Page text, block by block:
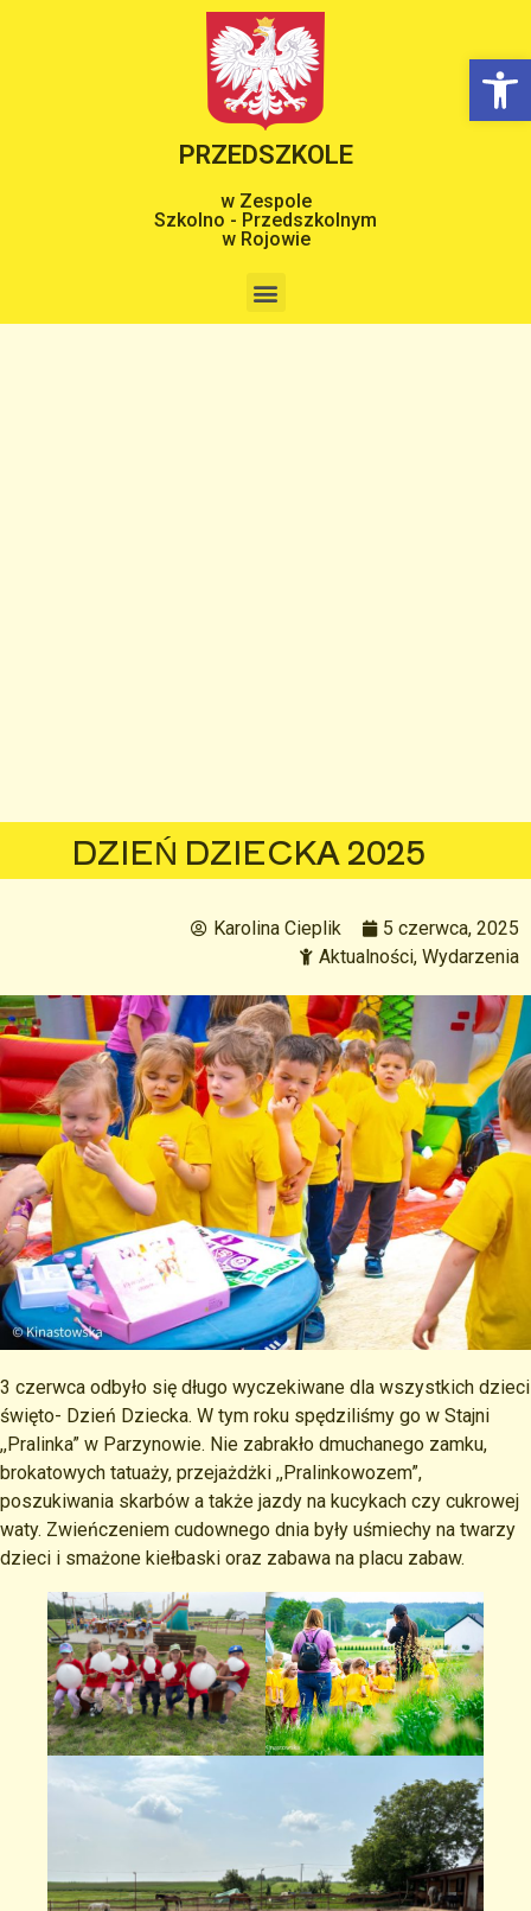
PRZEDSZKOLE
w Zespole
Szkolno - Przedszkolnym
w Rojowie
DZIEŃ DZIECKA 2025
Karolina Cieplik
5 czerwca, 2025
Aktualności, Wydarzenia
3 czerwca odbyło się długo wyczekiwane dla wszystkich dzieci
święto- Dzień Dziecka. W tym roku spędziliśmy go w Stajni
,,Pralinka” w Parzynowie. Nie zabrakło dmuchanego zamku,
brokatowych tatuaży, przejażdżki ,,Pralinkowozem”,
poszukiwania skarbów a także jazdy na kucykach czy cukrowej
waty. Zwieńczeniem cudownego dnia były uśmiechy na twarzy
dzieci i smażone kiełbaski oraz zabawa na placu zabaw.